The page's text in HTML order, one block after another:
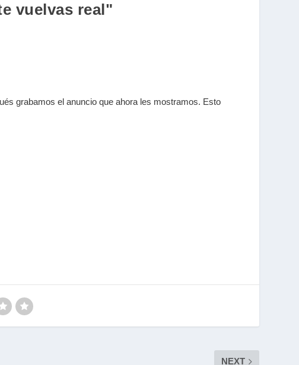
vuelvas real"
grabamos el anuncio que ahora les mostramos. Esto
NEXT